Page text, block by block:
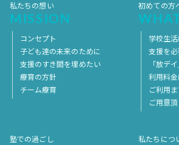
私たちの想い
MISSION
コンセプト
子ども達の未来のために
支援のすき間を埋めたい
療育の方針
チーム療育
初めての方
学校生
支援を必
「放デ
利用料
ご利用
ご用意
塾での過ごし 私たちにつ